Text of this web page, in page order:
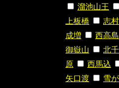
溜池山王
上板橋
志
成増
西高
御嶽山
北
原
西馬込
矢口渡
雪